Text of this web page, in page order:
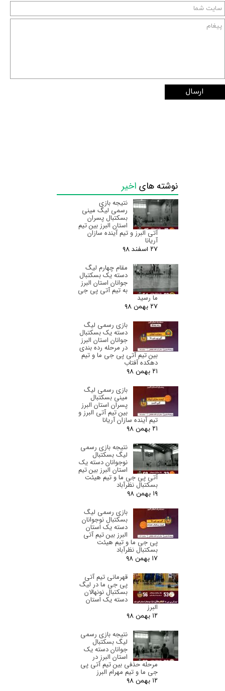
ارسال
نوشته های اخیر
نتیجه بازی
رسمی لیگ مینی
بسکتبال پسران
استان البرز‌ بین تیم
آتی البرز و تیم آینده سازان
آریانا
۲۷ اسفند ۹۸
مقام چهارم لیگ
دسته یک بسکتبال
جوانان استان البرز‌
به تیم آتی پی جی
ما رسید
۲۷ بهمن ۹۸
بازی رسمی لیگ
دسته یک بسکتبال
جوانان استان البرز‌
در مرحله رده بندی
بین تیم آتی پی جی ما و تیم
دهکده آفتاب
۲۱ بهمن ۹۸
بازی رسمی لیگ
مینی بسکتبال
پسران استان البرز‌
بین تیم آتی البرز و
تیم آینده سازان آریانا
۲۱ بهمن ۹۸
نتیجه بازی رسمی
لیگ بسکتبال
نوجوانان دسته یک
استان البرز‌ بین تیم
آتی پی جی ما و تیم هیئت
بسکتبال نظرآباد
۱۹ بهمن ۹۸
بازی رسمی لیگ
بسکتبال نوجوانان
دسته یک استان
البرز‌ بین تیم آتی
پی جی ما و تیم هیئت
بسکتبال نظرآباد
۱۷ بهمن ۹۸
قهرمانی تیم آتی
پی جی ما در لیگ
بسکتبال نونهالان
دسته یک استان
البرز‌
۱۲ بهمن ۹۸
نتیجه بازی رسمی
لیگ بسکتبال
جوانان دسته یک
استان البرز‌ در
مرحله حذفی بین تیم آتی پی
جی ما و تیم مهرام البرز
۱۲ بهمن ۹۸